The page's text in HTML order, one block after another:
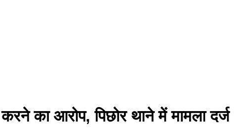
का आरोप, पिछोर थाने में मामला दर्ज